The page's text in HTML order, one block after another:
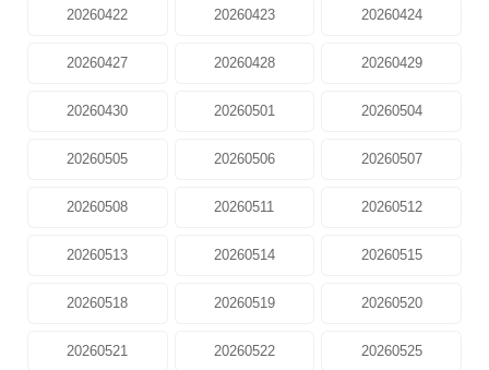
20260422 20260423 20260424
20260427 20260428 20260429
20260430 20260501 20260504
20260505 20260506 20260507
20260508 20260511 20260512
20260513 20260514 20260515
20260518 20260519 20260520
20260521 20260522 20260525